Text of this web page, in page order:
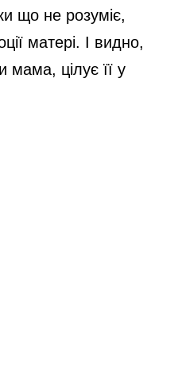
що не розуміє,
матері. І видно,
мама, цілує її у